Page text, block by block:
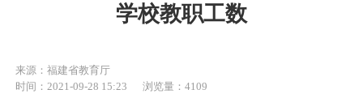
学校教职工数
来源：福建省教育厅
时间：2021-09-28 15:23
浏览量：4109